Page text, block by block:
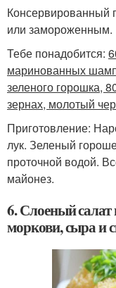
Консервированный
или замороженным.
Тебе понадобится:
маринованных
зеленого горошка,
зернах, молотый
Приготовление:
лук. Зеленый
проточной водой.
майонез.
6. Слоеный салат
моркови, сыра и